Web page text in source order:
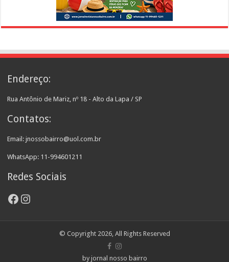
Endereço:
Rua Antônio de Mariz, nº 18 - Alto da Lapa / SP
Contatos:
Email: jnossobairro@uol.com.br
WhatsApp: 11-994601211
Redes Sociais
Facebook
Instagram
© Copyright 2026, All Rights Reserved
by jornal nosso bairro